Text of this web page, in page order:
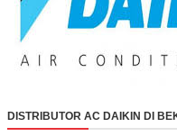
DISTRIBUTOR AC DAIKIN DI